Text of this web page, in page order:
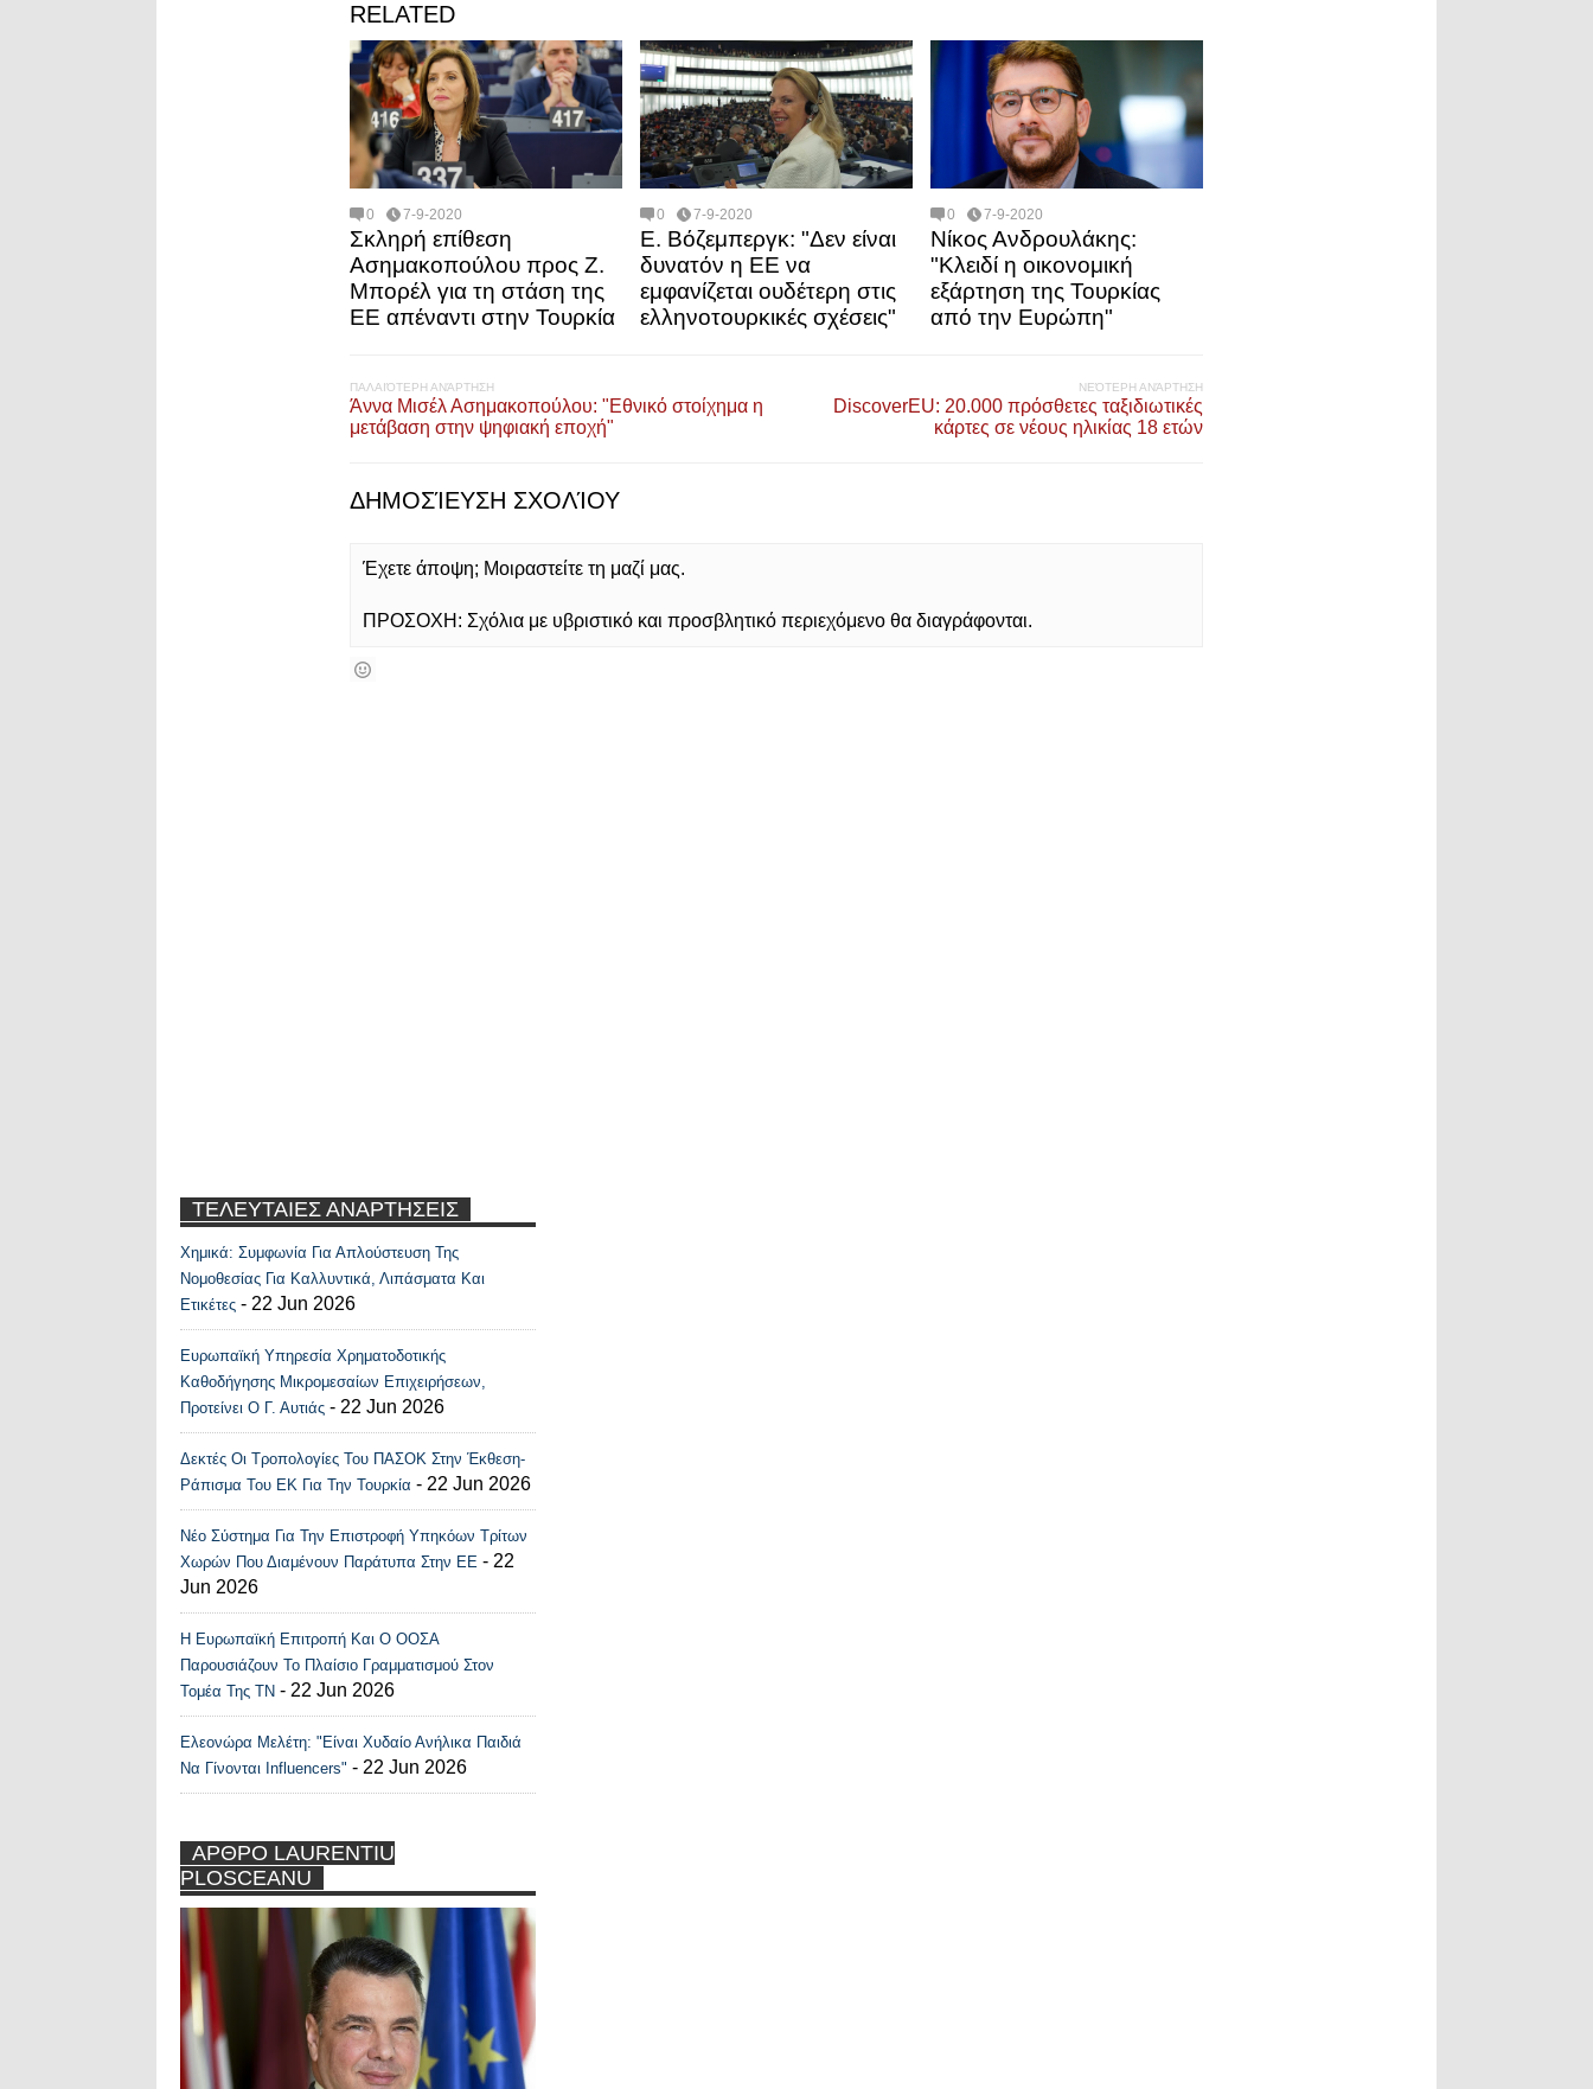
RELATED
0 7-9-2020
Σκληρή επίθεση
Ασημακοπούλου προς Ζ.
Μπορέλ για τη στάση της
ΕΕ απέναντι στην Τουρκία
0 7-9-2020
Ε. Βόζεμπεργκ: "Δεν είναι
δυνατόν η ΕΕ να
εμφανίζεται ουδέτερη στις
ελληνοτουρκικές σχέσεις"
0 7-9-2020
Νίκος Ανδρουλάκης:
"Κλειδί η οικονομική
εξάρτηση της Τουρκίας
από την Ευρώπη"
ΠΑΛΑΙΌΤΕΡΗ ΑΝΆΡΤΗΣΗ
Άννα Μισέλ Ασημακοπούλου: "Εθνικό στοίχημα η
μετάβαση στην ψηφιακή εποχή"
ΝΕΌΤΕΡΗ ΑΝΆΡΤΗΣΗ
DiscoverEU: 20.000 πρόσθετες ταξιδιωτικές
κάρτες σε νέους ηλικίας 18 ετών
ΔΗΜΟΣΊΕΥΣΗ ΣΧΟΛΊΟΥ
Έχετε άποψη; Μοιραστείτε τη μαζί μας.
ΠΡΟΣΟΧΗ: Σχόλια με υβριστικό και προσβλητικό περιεχόμενο θα διαγράφονται.
ΤΕΛΕΥΤΑΙΕΣ ΑΝΑΡΤΗΣΕΙΣ
Recent Posts Widget
Χημικά: Συμφωνία Για Απλούστευση Της
Νομοθεσίας Για Καλλυντικά, Λιπάσματα Και
Ετικέτες - 22 Jun 2026
Ευρωπαϊκή Υπηρεσία Χρηματοδοτικής
Καθοδήγησης Μικρομεσαίων Επιχειρήσεων,
Προτείνει Ο Γ. Αυτιάς - 22 Jun 2026
Δεκτές Οι Τροπολογίες Του ΠΑΣΟΚ Στην Έκθεση-
Ράπισμα Του ΕΚ Για Την Τουρκία - 22 Jun 2026
Νέο Σύστημα Για Την Επιστροφή Υπηκόων Τρίτων
Χωρών Που Διαμένουν Παράτυπα Στην ΕΕ - 22
Jun 2026
Η Ευρωπαϊκή Επιτροπή Και Ο ΟΟΣΑ
Παρουσιάζουν Το Πλαίσιο Γραμματισμού Στον
Τομέα Της ΤΝ - 22 Jun 2026
Ελεονώρα Μελέτη: "Είναι Χυδαίο Ανήλικα Παιδιά
Να Γίνονται Influencers" - 22 Jun 2026
ΑΡΘΡΟ LAURENTIU
PLOSCEANU